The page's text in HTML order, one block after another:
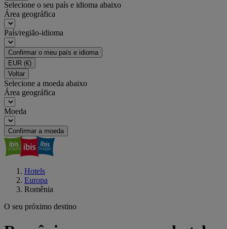
Selecione o seu país e idioma abaixo
Área geográfica
País/região-idioma
Confirmar o meu país e idioma
EUR (€)
Voltar
Selecione a moeda abaixo
Área geográfica
Moeda
Confirmar a moeda
Hotels
Europa
Romênia
O seu próximo destino